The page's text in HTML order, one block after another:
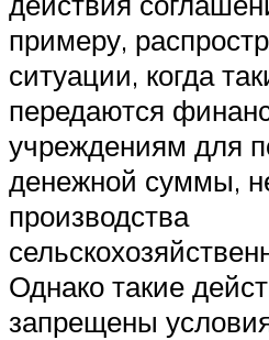
примеру,
ситуации, когда
передаются
учреждениям для
денежной суммы,
производства
Однако такие
запрещены